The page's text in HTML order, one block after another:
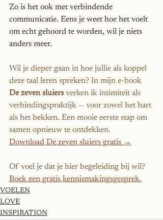
Zo is het ook met verbindende
communicatie. Eens je weet hoe het voelt
om echt gehoord te worden, wil je niets
anders meer.
Wil je dieper gaan in hoe jullie als koppel
deze taal leren spreken? In mijn e-book
De zeven sluiers verken ik intimiteit als
verbindingspraktijk — voor zowel het hart
als het bekken. Een mooie eerste stap om
samen opnieuw te ontdekken.
Download De zeven sluiers gratis →
Of voel je dat je hier begeleiding bij wil?
Boek een gratis kennismakingsgesprek.
VOELEN
LOVE
INSPIRATION